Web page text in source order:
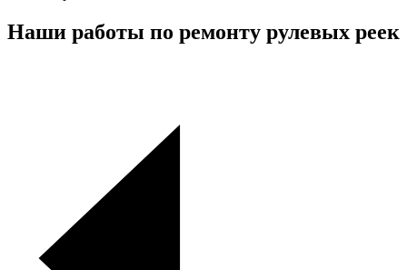
Наши работы по ремонту рулевых реек